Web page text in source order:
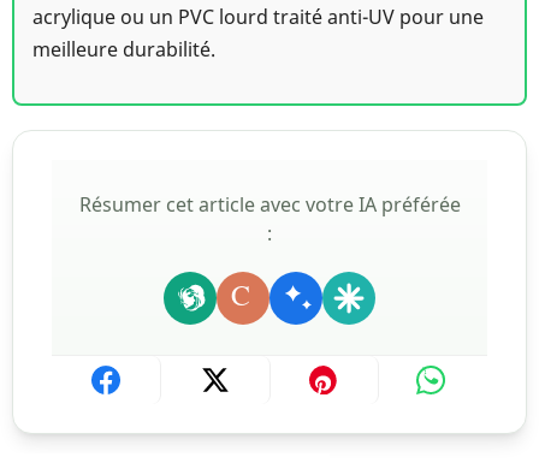
acrylique ou un PVC lourd traité anti-UV pour une
meilleure durabilité.
Résumer cet article avec votre IA préférée
:
C